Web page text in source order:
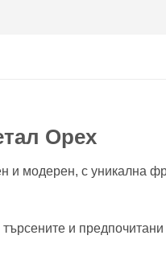
Орех
с уникална
и